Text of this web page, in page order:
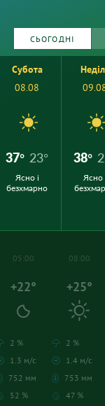
СЬОГОДНІ
Субота
08.08
37° 23°
Ясно і
безхмарно
38°
Ясно
05:00
+22°
2 %
1.3 м/с
752 мм
52 %
08:00
+25°
2 %
1.4 м/с
753 мм
47 %